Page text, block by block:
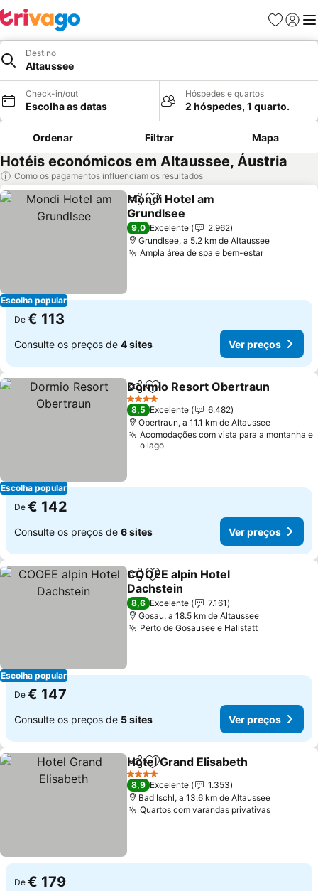
Favoritos
Iniciar
Destino
Altaussee
Check-in/out
Escolha as datas
Hóspedes e quartos
2 hóspedes, 1 quarto.
Ordenar Filtrar Mapa
Hotéis económicos em Altaussee, Áustria
Como os pagamentos influenciam os resultados
Escolha popular
PartilharAdicionar aos favoritos
Mondi Hotel am
Grundlsee
Ver preços
9,0 Excelente
2.962
Grundlsee, a 5.2 km de Altaussee
Ampla área de spa e bem-estarVer
De € 113
Consulte os preços de 4 sites Ver preços
Escolha popular
PartilharAdicionar aos favoritos
Dormio Resort Obertraun
4 Estrelas
8,5 Excelente
6.482
Obertraun, a 11.1 km de Altaussee
Acomodações com vista para a montanha e
o lago
De € 142
Consulte os preços de 6 sites Ver preços
Escolha popular
PartilharAdicionar aos favoritos
COOEE alpin Hotel
Dachstein
Ver preços
8,6 Excelente
7.161
Gosau, a 18.5 km de Altaussee
Perto de Gosausee e HallstattVer preços
De € 147
Consulte os preços de 5 sites Ver preços
PartilharAdicionar aos favoritos
Hotel Grand Elisabeth
4 Estrelas
8,9 Excelente
1.353
Bad Ischl, a 13.6 km de Altaussee
Quartos com varandas privativasVer
De € 179